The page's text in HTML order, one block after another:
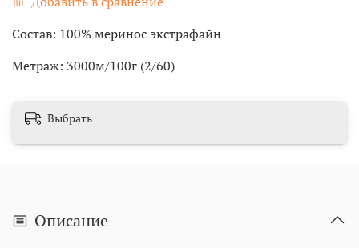
Состав: 100% меринос экстрафайн
Метраж: 3000м/100г (2/60)
Выбрать
Описание